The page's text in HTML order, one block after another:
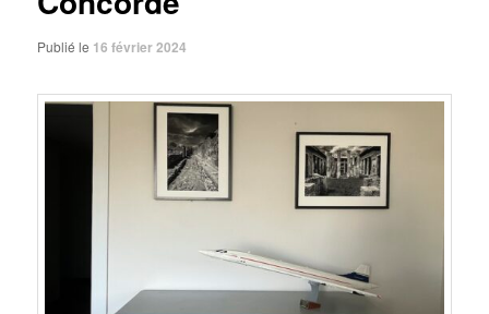
Publié le 16 février 2024